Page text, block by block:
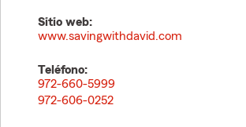
Sitio web:
www.savingwithdavid.com
Teléfono:
972-660-5999
972-606-0252